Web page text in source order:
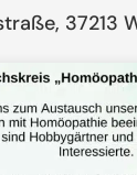
37213